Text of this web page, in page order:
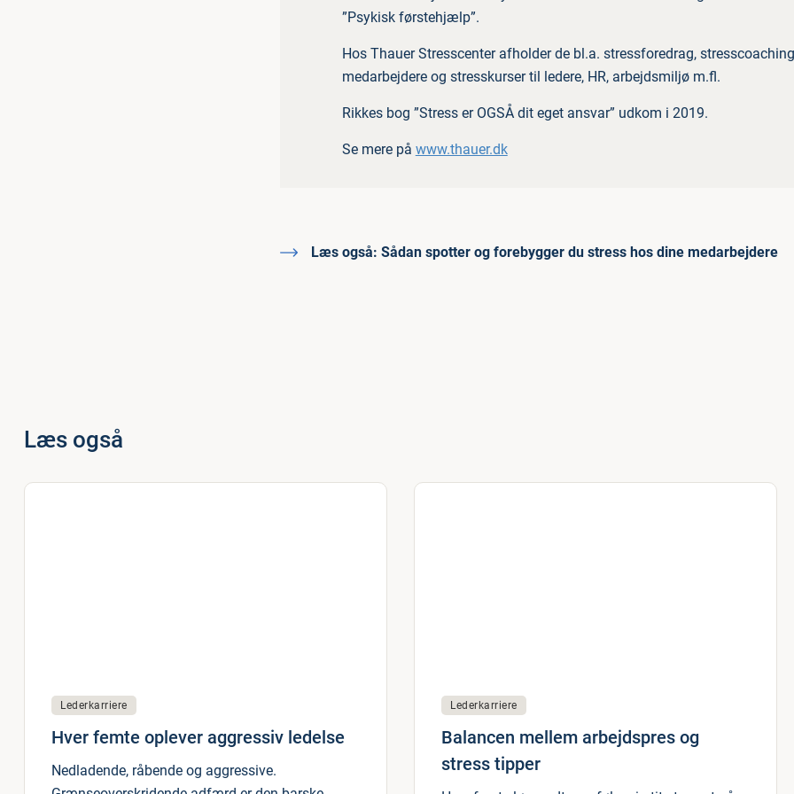
”Psykisk førstehjælp”.
Hos Thauer Stresscenter afholder de bl.a. stressforedrag,
medarbejdere og stresskurser til ledere, HR, arbejdsmiljø m.fl.
Rikkes bog ”Stress er OGSÅ dit eget ansvar” udkom i 2019.
Se mere på www.thauer.dk
Læs også: Sådan spotter og forebygger du stress hos dine medarbejdere
Læs også
Lederkarriere
Hver femte oplever aggressiv ledelse
Nedladende, råbende og aggressive.
Lederkarriere
Balancen mellem arbejdspres og
stress tipper